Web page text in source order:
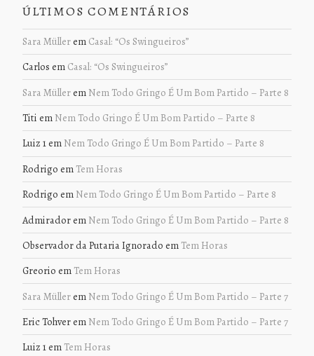
ÚLTIMOS COMENTÁRIOS
Sara Müllerem Casal: “Os Swingueiros”
Carlos em Casal: “Os Swingueiros”
Sara Müllerem Nem Todo Gringo É Um Bom Partido – Parte 8
Titi em Nem Todo Gringo É Um Bom Partido – Parte 8
Luiz 1em Nem Todo Gringo É Um Bom Partido – Parte 8
Rodrigo em Tem Horas
Rodrigo em Nem Todo Gringo É Um Bom Partido – Parte 8
Admiradorem Nem Todo Gringo É Um Bom Partido – Parte 8
Observador da Putaria Ignorado em Tem Horas
Greorio em Tem Horas
Sara Müllerem Nem Todo Gringo É Um Bom Partido – Parte 7
Eric Tohverem Nem Todo Gringo É Um Bom Partido – Parte 7
Luiz 1em Tem Horas